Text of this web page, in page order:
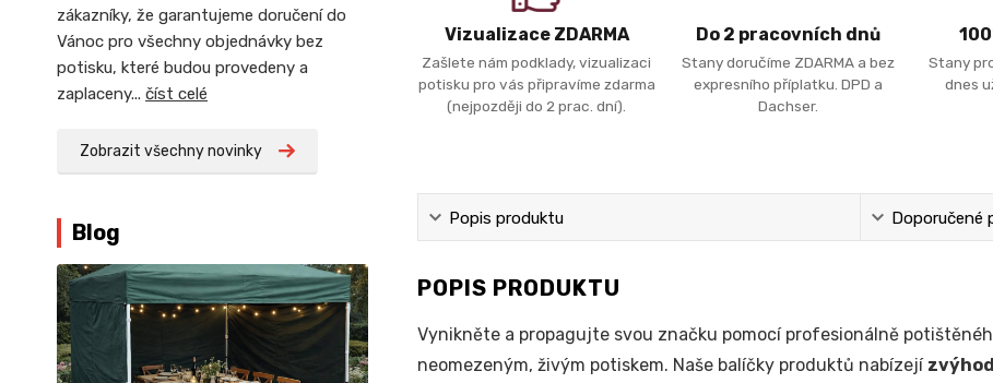
zákazníky, že garantujeme doručení do
Vánoc pro všechny objednávky bez
potisku, které budou provedeny a
zaplaceny... číst celé
Zobrazit všechny novinky
Blog
Vizualizace ZDARMA
Zašlete nám podklady, vizualizaci
potisku pro vás připravíme zdarma
(nejpozději do 2 prac. dní).
Do 2 pracovních dnů
Stany doručíme ZDARMA a bez
expresního příplatku. DPD a
Dachser.
Stany
dnes
Popis produktu Doporučené
POPIS PRODUKTU
Vynikněte a propagujte svou značku pomocí profesionálně
neomezeným, živým potiskem. Naše balíčky produktů nabízejí